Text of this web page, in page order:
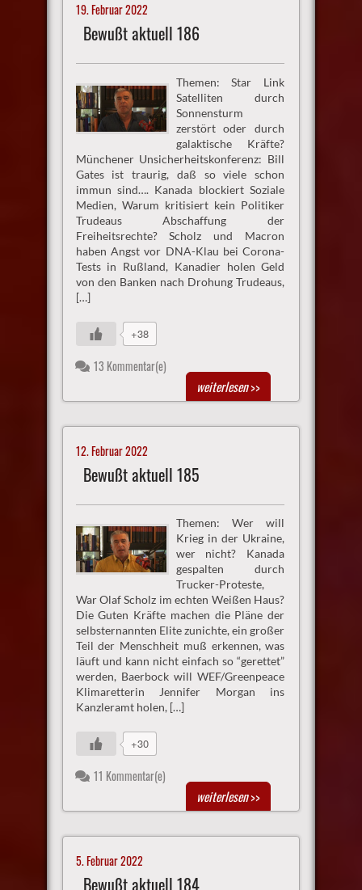
19. Februar 2022
Bewußt aktuell 186
Themen: Star Link
Satelliten durch
Sonnensturm
zerstört oder durch
galaktische Kräfte?
Münchener Unsicherheitskonferenz: Bill
Gates ist traurig, daß so viele schon
immun sind…. Kanada blockiert Soziale
Medien, Warum kritisiert kein Politiker
Trudeaus Abschaffung der
Freiheitsrechte? Scholz und Macron
haben Angst vor DNA-Klau bei Corona-
Tests in Rußland, Kanadier holen Geld
von den Banken nach Drohung Trudeaus,
[…]
+38
13 Kommentar(e)
weiterlesen>>
12. Februar 2022
Bewußt aktuell 185
Themen: Wer will
Krieg in der Ukraine,
wer nicht? Kanada
gespalten durch
Trucker-Proteste,
War Olaf Scholz im echten Weißen Haus?
Die Guten Kräfte machen die Pläne der
selbsternannten Elite zunichte, ein großer
Teil der Menschheit muß erkennen, was
läuft und kann nicht einfach so “gerettet”
werden, Baerbock will WEF/Greenpeace
Klimaretterin Jennifer Morgan ins
Kanzleramt holen, […]
+30
11 Kommentar(e)
weiterlesen>>
5. Februar 2022
Bewußt aktuell 184